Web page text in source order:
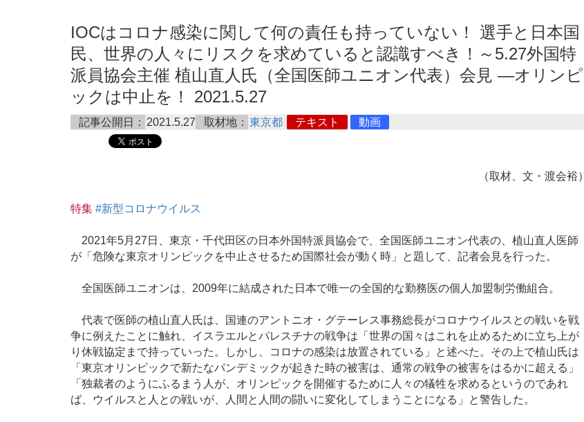
IOCはコロナ感染に関して何の責任も持っていない！ 選手と日本国
民、世界の人々にリスクを求めていると認識すべき！～5.27外国特
派員協会主催 植山直人氏（全国医師ユニオン代表）会見 ―オリンピ
ックは中止を！ 2021.5.27
記事公開日： 2021.5.27 取材地： 東京都 テキスト 動画
（取材、文・渡会裕）
特集 #新型コロナウイルス
2021年5月27日、東京・千代田区の日本外国特派員協会で、全国医師ユニオン代表の、植山直人医師
が「危険な東京オリンピックを中止させるため国際社会が動く時」と題して、記者会見を行った。
全国医師ユニオンは、2009年に結成された日本で唯一の全国的な勤務医の個人加盟制労働組合。
代表で医師の植山直人氏は、国連のアントニオ・グテーレス事務総長がコロナウイルスとの戦いを戦
争に例えたことに触れ、イスラエルとパレスチナの戦争は「世界の国々はこれを止めるために立ち上が
り休戦協定まで持っていった。しかし、コロナの感染は放置されている」と述べた。その上で植山氏は
「東京オリンピックで新たなパンデミックが起きた時の被害は、通常の戦争の被害をはるかに超える」
「独裁者のようにふるまう人が、オリンピックを開催するために人々の犠牲を求めるというのであれ
ば、ウイルスと人との戦いが、人間と人間の闘いに変化してしまうことになる」と警告した。